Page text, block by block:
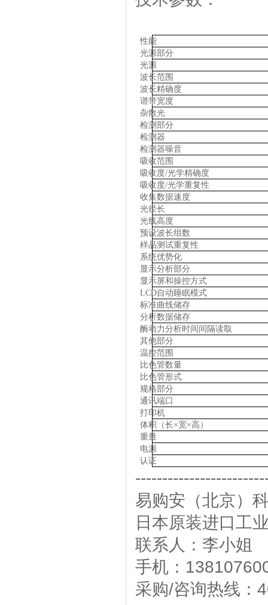
性能
光源部分
光源
波长范围
波长精确度
谱带宽度
杂散光
检测部分
检测器
检测器噪音
吸收范围
吸收度/光学精确度
吸收度/光学重复性
收集数据速度
光径长
光线高度
预设波长组数
样品测试重复性
系统优势化
显示分析部分
显示屏和操控方式
LCD自动睡眠模式
标准曲线储存
分析数据储存
酶动力分析时间间隔读取
其他部分
温控范围
比色管数量
比色管形式
规格部分
通讯端口
打印机
体积（长×宽×高）
重量
电源
认证
易购安（北京）
日本原装进口工
联系人：李小姐
手机：
采购/咨询热线：